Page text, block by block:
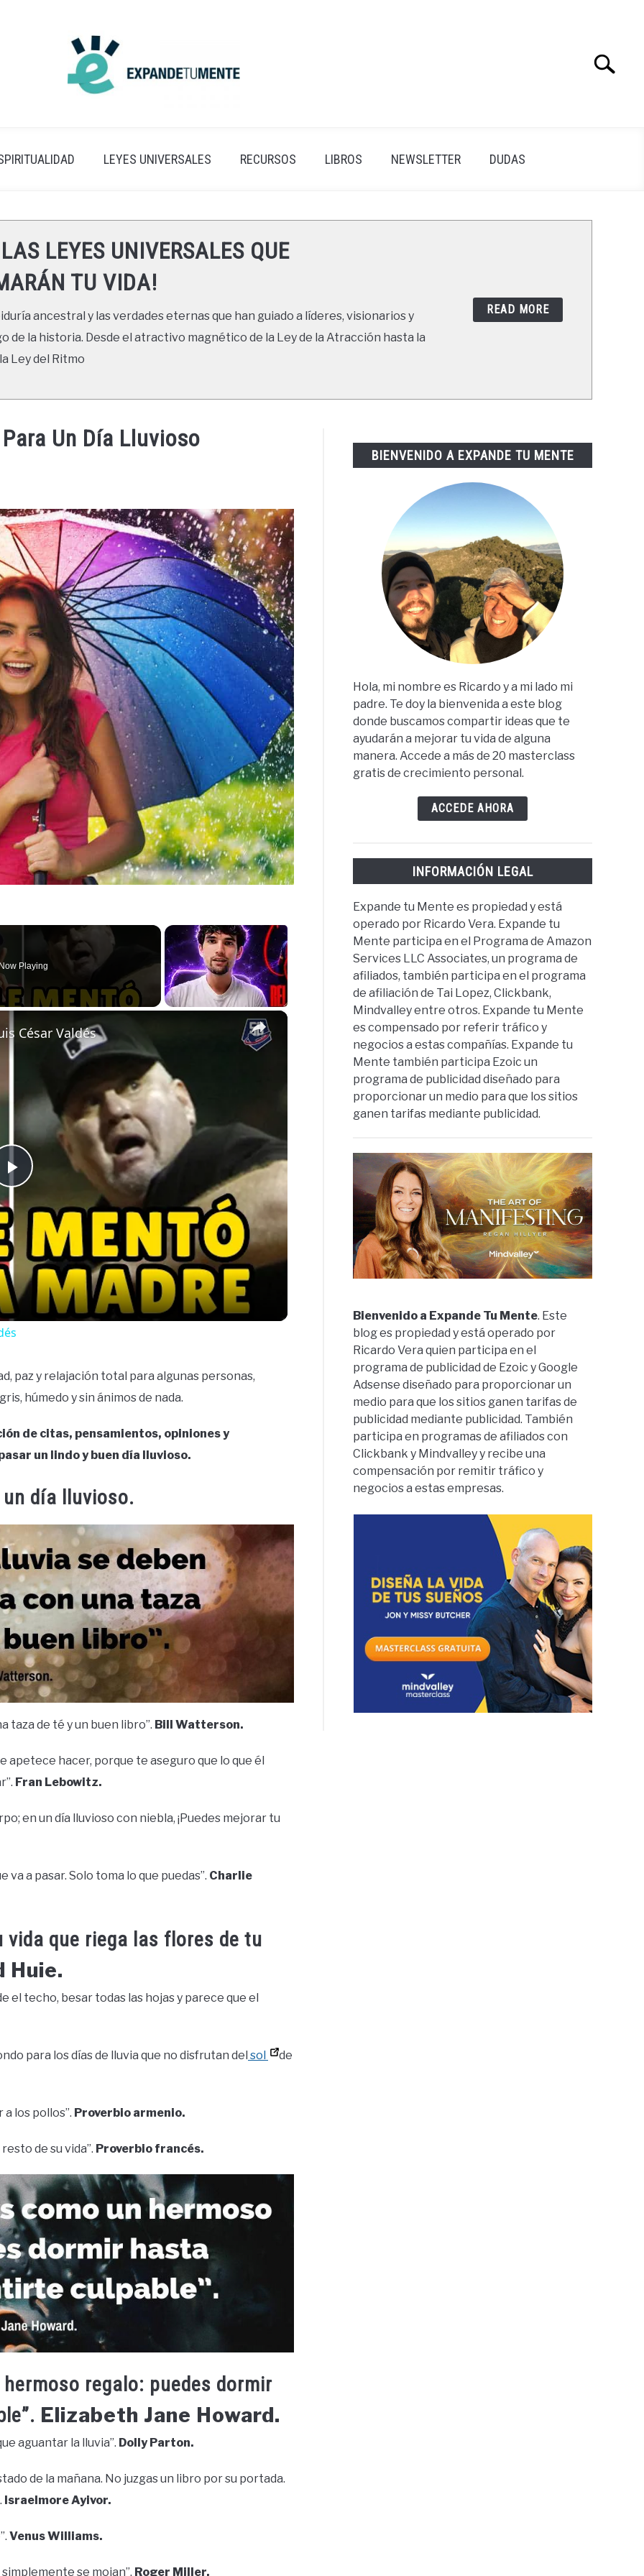
Search
LEYES UNIVERSALES RECURSOS LIBROS NEWSLETTER DUDAS
LEYES UNIVERSALES QUE
TU VIDA!
ancestral y las verdades eternas que han guiado a líderes, visionarios y
de la historia. Desde el atractivo magnético de la Ley de la Atracción hasta la
Ley del Ritmo
READ MORE
Un Día Lluvioso
Playing
×
Play
Video
César Valdés
paz y relajación total para algunas personas,
húmedo y sin ánimos de nada.
de citas, pensamientos, opiniones y
un lindo y buen día lluvioso.
día lluvioso.
taza de té y un buen libro”. Bill Watterson.
apetece hacer, porque te aseguro que lo que él
Fran Lebowitz.
en un día lluvioso con niebla, ¡Puedes mejorar tu
va a pasar. Solo toma lo que puedas”. Charlie
que riega las flores de tu
Huie.
el techo, besar todas las hojas y parece que el
para los días de lluvia que no disfrutan del sol de
los pollos”. Proverbio armenio.
de su vida”. Proverbio francés.
regalo: puedes dormir
Elizabeth Jane Howard.
aguantar la lluvia”. Dolly Parton.
de la mañana. No juzgas un libro por su portada.
Israelmore Ayivor.
Venus Williams.
se mojan”. Roger Miller.
BIENVENIDO A EXPANDE TU MENTE
Hola, mi nombre es Ricardo y a mi lado mi
padre. Te doy la bienvenida a este blog
donde buscamos compartir ideas que te
ayudarán a mejorar tu vida de alguna
manera. Accede a más de 20 masterclass
gratis de crecimiento personal.
ACCEDE AHORA
INFORMACIÓN LEGAL
Expande tu Mente es propiedad y está
operado por Ricardo Vera. Expande tu
Mente participa en el Programa de Amazon
Services LLC Associates, un programa de
afiliados, también participa en el programa
de afiliación de Tai Lopez, Clickbank,
Mindvalley entre otros. Expande tu Mente
es compensado por referir tráfico y
negocios a estas compañías. Expande tu
Mente también participa Ezoic un
programa de publicidad diseñado para
proporcionar un medio para que los sitios
ganen tarifas mediante publicidad.
Bienvenido a Expande Tu Mente. Este
blog es propiedad y está operado por
Ricardo Vera quien participa en el
programa de publicidad de Ezoic y Google
Adsense diseñado para proporcionar un
medio para que los sitios ganen tarifas de
publicidad mediante publicidad. También
participa en programas de afiliados con
Clickbank y Mindvalley y recibe una
compensación por remitir tráfico y
negocios a estas empresas.